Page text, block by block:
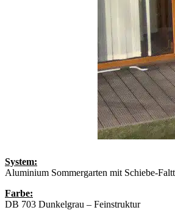
System:
Aluminium Sommergarten mit Schiebe-
Farbe:
DB 703 Dunkelgrau – Feinstruktur